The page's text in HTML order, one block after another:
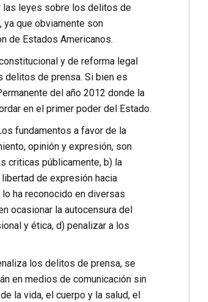
las leyes sobre los delitos de
ya que obviamente son
de Estados Americanos.
y de reforma legal
delitos de prensa. Si bien es
del año 2012 donde la
en el primer poder del Estado.
fundamentos a favor de la
opinión y expresión, son
criticas públicamente, b) la
de expresión hacia
ha reconocido en diversas
ocasionar la autocensura del
y ética, d) penalizar a los
los delitos de prensa, se
en medios de comunicación sin
la vida, el cuerpo y la salud, el